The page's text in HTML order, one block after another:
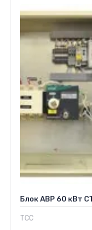
Блок АВР 60 кВт
ТСС